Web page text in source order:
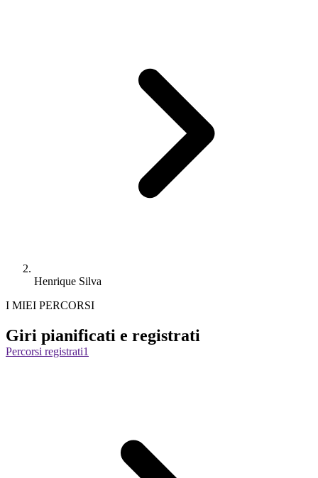
Henrique Silva
I MIEI PERCORSI
Giri pianificati e registrati
Percorsi registrati1